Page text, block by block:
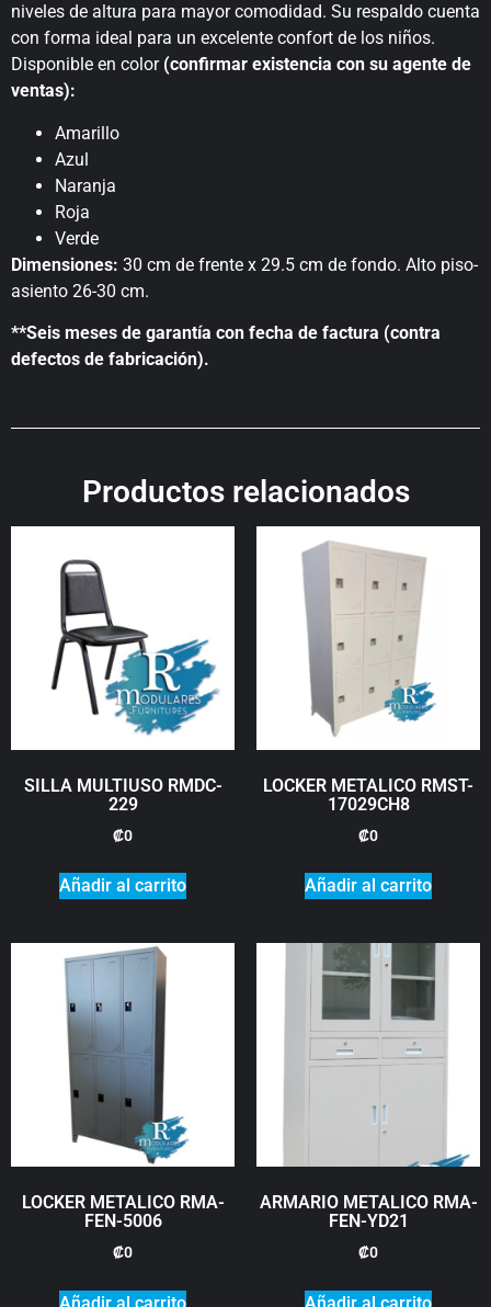
niveles de altura para mayor comodidad. Su respaldo cuenta
con forma ideal para un excelente confort de los niños.
Disponible en color (confirmar existencia con su agente de
ventas):
Amarillo
Azul
Naranja
Roja
Verde
Dimensiones: 30 cm de frente x 29.5 cm de fondo. Alto piso-
asiento 26-30 cm.
**Seis meses de garantía con fecha de factura (contra
defectos de fabricación).
Productos relacionados
SILLA MULTIUSO RMDC-
229
₡0
Añadir al carrito
LOCKER METALICO RMST-
17029CH8
₡0
Añadir al carrito
LOCKER METALICO RMA-
FEN-5006
₡0
ARMARIO METALICO RMA-
FEN-YD21
₡0